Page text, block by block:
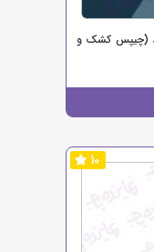
(چیپس کشک و
10